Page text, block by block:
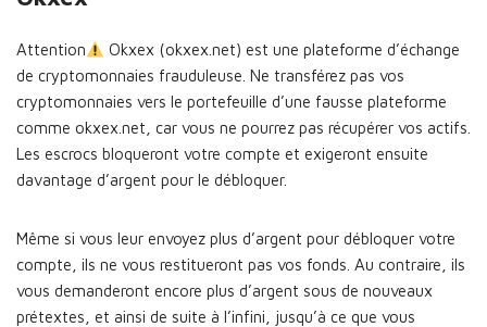
Attention
Okxex (okxex.net) est une plateforme d’échange
de cryptomonnaies frauduleuse. Ne transférez pas vos
cryptomonnaies vers le portefeuille d’une fausse plateforme
comme okxex.net, car vous ne pourrez pas récupérer vos actifs.
Les escrocs bloqueront votre compte et exigeront ensuite
davantage d’argent pour le débloquer.
Même si vous leur envoyez plus d’argent pour débloquer votre
compte, ils ne vous restitueront pas vos fonds. Au contraire, ils
vous demanderont encore plus d’argent sous de nouveaux
prétextes, et ainsi de suite à l’infini, jusqu’à ce que vous